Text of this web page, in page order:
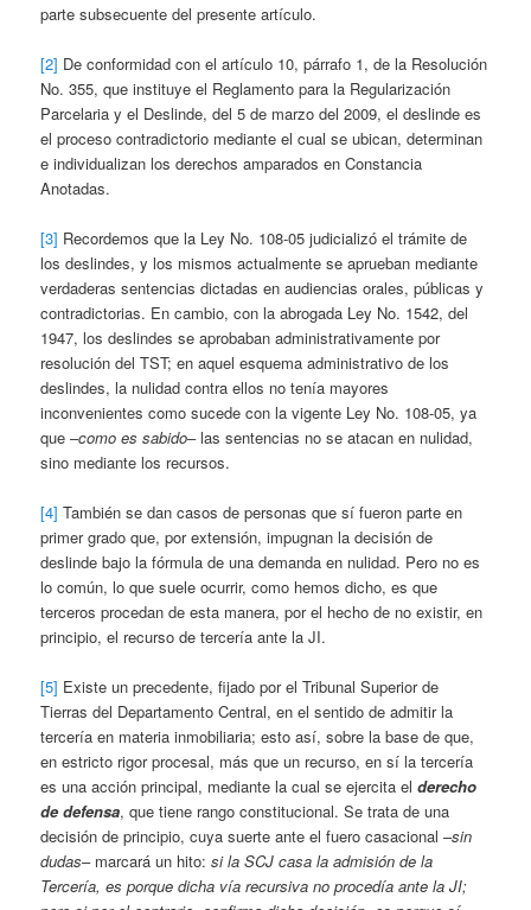
parte subsecuente del presente artículo.
[2] De conformidad con el artículo 10, párrafo 1, de la Resolución
No. 355, que instituye el Reglamento para la Regularización
Parcelaria y el Deslinde, del 5 de marzo del 2009, el deslinde es
el proceso contradictorio mediante el cual se ubican, determinan
e individualizan los derechos amparados en Constancia
Anotadas.
[3] Recordemos que la Ley No. 108-05 judicializó el trámite de
los deslindes, y los mismos actualmente se aprueban mediante
verdaderas sentencias dictadas en audiencias orales, públicas y
contradictorias. En cambio, con la abrogada Ley No. 1542, del
1947, los deslindes se aprobaban administrativamente por
resolución del TST; en aquel esquema administrativo de los
deslindes, la nulidad contra ellos no tenía mayores
inconvenientes como sucede con la vigente Ley No. 108-05, ya
que –como es sabido– las sentencias no se atacan en nulidad,
sino mediante los recursos.
[4] También se dan casos de personas que sí fueron parte en
primer grado que, por extensión, impugnan la decisión de
deslinde bajo la fórmula de una demanda en nulidad. Pero no es
lo común, lo que suele ocurrir, como hemos dicho, es que
terceros procedan de esta manera, por el hecho de no existir, en
principio, el recurso de tercería ante la JI.
[5] Existe un precedente, fijado por el Tribunal Superior de
Tierras del Departamento Central, en el sentido de admitir la
tercería en materia inmobiliaria; esto así, sobre la base de que,
en estricto rigor procesal, más que un recurso, en sí la tercería
es una acción principal, mediante la cual se ejercita elderecho
de defensa, que tiene rango constitucional. Se trata de una
decisión de principio, cuya suerte ante el fuero casacional –sin
dudas– marcará un hito:si la SCJ casa la admisión de la
Tercería, es porque dicha vía recursiva no procedía ante la JI;